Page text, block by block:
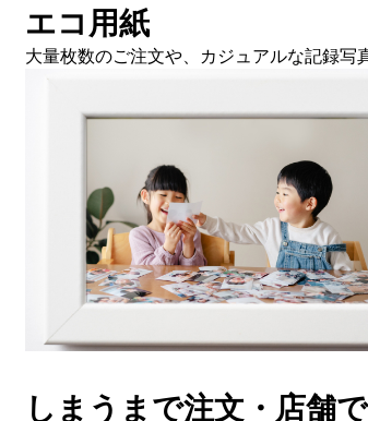
エコ用紙
大量枚数のご注文や、カジュアルな記録写
しまうまで注文・店舗